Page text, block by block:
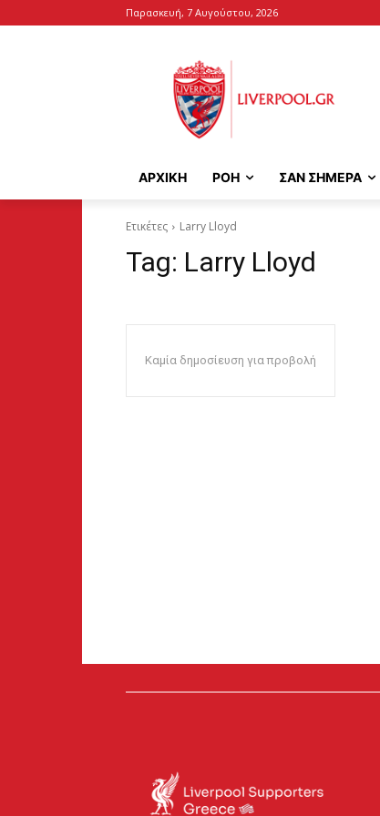
Παρασκευή, 7 Αυγούστου, 2026
ΑΡΧΙΚΉ ΡΟΗ ΣΑΝ ΣΗΜΕΡΑ
Ετικέτες Larry Lloyd
Tag: Larry Lloyd
Καμία δημοσίευση για προβολή